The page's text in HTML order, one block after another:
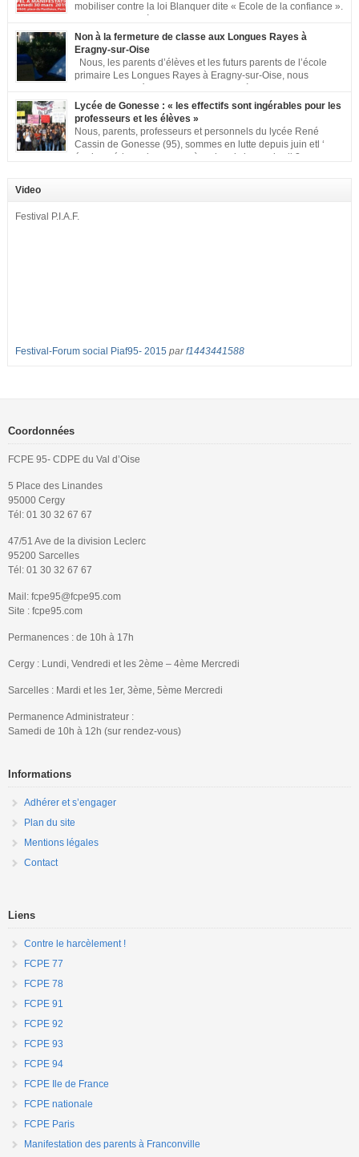
mobiliser contre la loi Blanquer dite « Ecole de la confiance ».
met à votre disposition ce kit de mobilisation comprenant : 1 affiche
appelant […]
Non à la fermeture de classe aux Longues Rayes à
Eragny-sur-Oise
Nous, les parents d’élèves et les futurs parents de l’école
primaire Les Longues Rayes à Eragny-sur-Oise, nous
classe aux Longues Rayes ». Non à la dégradation continue des conditions
d’accueil et d’apprentissage de nos enfants à l’école primaire. Chaque
enfant a droit à […]
Lycée de Gonesse : « les effectifs sont ingérables pour les
professeurs et les élèves »
Nous, parents, professeurs et personnels du lycée René
Cassin de Gonesse (95), sommes en lutte depuis juin etl ‘
équipe pédagogique en grève depuis le vendredi 2
nombreuses classes de première et […]
Video
Festival P.I.A.F.
Festival-Forum social Piaf95- 2015 parf1443441588
Coordonnées
FCPE 95- CDPE du Val d’Oise
5 Place des Linandes
95000 Cergy
Tél: 01 30 32 67 67
47/51 Ave de la division Leclerc
95200 Sarcelles
Tél: 01 30 32 67 67
Mail: fcpe95@fcpe95.com
Site : fcpe95.com
Permanences : de 10h à 17h
Cergy : Lundi, Vendredi et les 2ème – 4ème Mercredi
Sarcelles : Mardi et les 1er, 3ème, 5ème Mercredi
Permanence Administrateur :
Samedi de 10h à 12h (sur rendez-vous)
Informations
Adhérer et s’engager
Plan du site
Mentions légales
Contact
Liens
Contre le harcèlement !
FCPE 77
FCPE 78
FCPE 91
FCPE 92
FCPE 93
FCPE 94
FCPE Ile de France
FCPE nationale
FCPE Paris
Manifestation des parents à Franconville